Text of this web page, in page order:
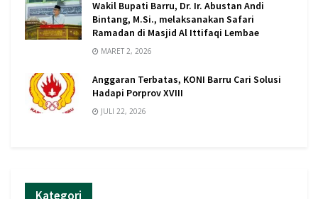
Wakil Bupati Barru, Dr. Ir. Abustan Andi
Bintang, M.Si., melaksanakan Safari
Ramadan di Masjid Al Ittifaqi Lembae
MARET 2, 2026
Anggaran Terbatas, KONI Barru Cari Solusi
Hadapi Porprov XVIII
JULI 22, 2026
Kategori